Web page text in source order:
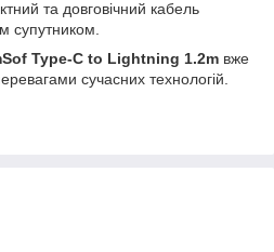
та довговічний кабель
супутником.
Type-C to Lightning 1.2m вже
сучасних технологій.